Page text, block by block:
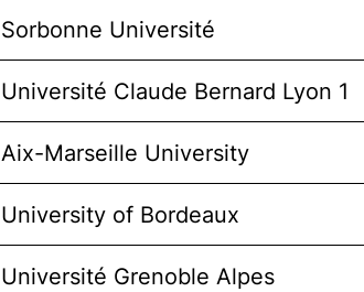
Sorbonne Université
Université Claude Bernard Lyon 1
Aix-Marseille University
University of Bordeaux
Université Grenoble Alpes